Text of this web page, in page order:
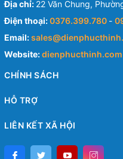
Địa chỉ: 22 Văn Chung,
Điện thoại:0376.399.780 -
Email:
Website:dienphucthinh.com
CHÍNH SÁCH
HỖ TRỢ
LIÊN KẾT XÃ HỘI